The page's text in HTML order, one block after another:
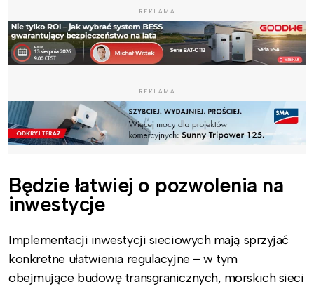
REKLAMA
REKLAMA
Będzie łatwiej o pozwolenia na
inwestycje
Implementacji inwestycji sieciowych mają sprzyjać
konkretne ułatwienia regulacyjne – w tym
obejmujące budowę transgranicznych, morskich sieci